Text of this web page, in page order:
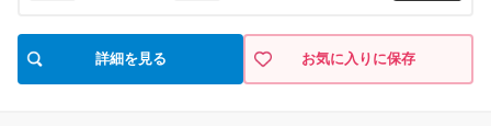
詳細を見る お気に入りに保存